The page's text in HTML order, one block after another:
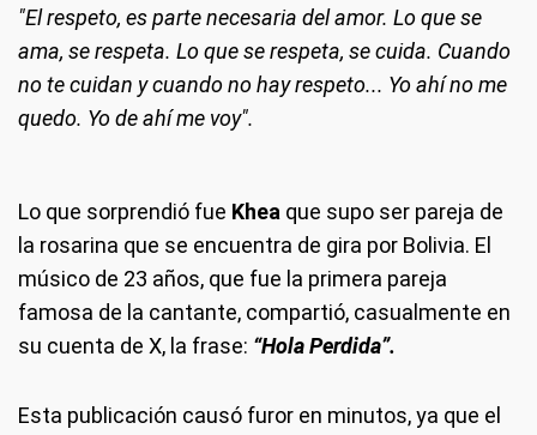
"El respeto, es parte necesaria del amor. Lo que se
ama, se respeta. Lo que se respeta, se cuida. Cuando
no te cuidan y cuando no hay respeto... Yo ahí no me
quedo. Yo de ahí me voy".
Lo que sorprendió fue Khea que supo ser pareja de
la rosarina que se encuentra de gira por Bolivia. El
músico de 23 años, que fue la primera pareja
famosa de la cantante, compartió, casualmente en
su cuenta de X, la frase: “Hola Perdida”.
Esta publicación causó furor en minutos, ya que el